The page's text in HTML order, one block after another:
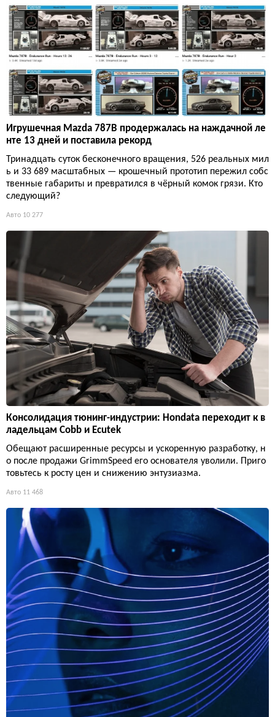
Игрушечная Mazda 787B продержалась на наждачной ле
нте 13 дней и поставила рекорд
Тринадцать суток бесконечного вращения, 526 реальных мил
ь и 33 689 масштабных — крошечный прототип пережил собс
твенные габариты и превратился в чёрный комок грязи. Кто
следующий?
Авто 10 277
Консолидация тюнинг-индустрии: Hondata переходит к в
ладельцам Cobb и Ecutek
Обещают расширенные ресурсы и ускоренную разработку, н
о после продажи GrimmSpeed его основателя уволили. Приго
товьтесь к росту цен и снижению энтузиазма.
Авто 11 468